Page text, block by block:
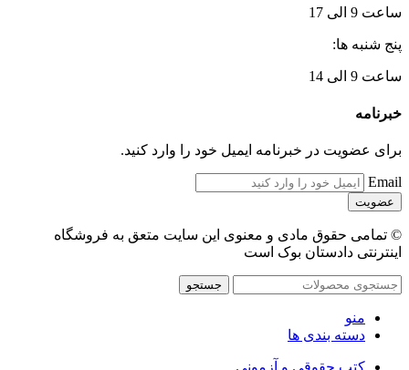
ساعت 9 الی 17
پنج شنبه ها:
ساعت 9 الی 14
خبرنامه
برای عضویت در خبرنامه ایمیل خود را وارد کنید.
Email
© تمامی حقوق مادی و معنوی این سایت متعق به فروشگاه
اینترنتی دادستان بوک است
جستجو
منو
دسته بندی ها
کتب حقوقی و آزمونی